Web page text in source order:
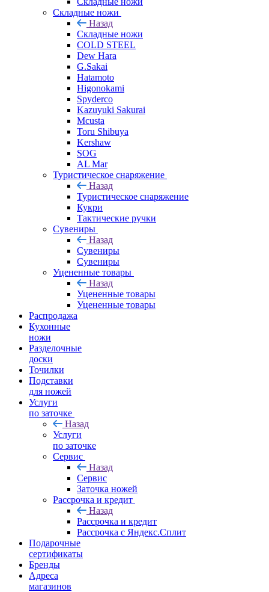
Складные ножи
Назад
Складные ножи
COLD STEEL
Dew Hara
G.Sakai
Hatamoto
Higonokami
Spyderco
Kazuyuki Sakurai
Mcusta
Toru Shibuya
Kershaw
SOG
AL Mar
Туристическое снаряжение
Назад
Туристическое снаряжение
Кукри
Тактические ручки
Сувениры
Назад
Сувениры
Сувениры
Уцененные товары
Назад
Уцененные товары
Уцененные товары
Распродажа
Кухонные
ножи
Разделочные
доски
Точилки
Подставки
для ножей
Услуги
по заточке
Назад
Услуги
по заточке
Сервис
Назад
Сервис
Заточка ножей
Рассрочка и кредит
Назад
Рассрочка и кредит
Рассрочка с Яндекс.Сплит
Подарочные
сертификаты
Бренды
Адреса
магазинов